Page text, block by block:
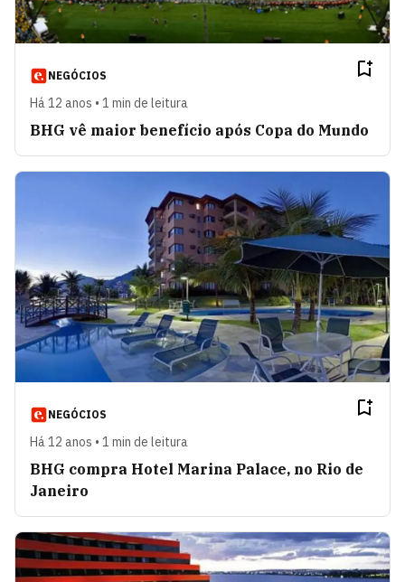
NEGÓCIOS
Há 12 anos • 1 min de leitura
BHG vê maior benefício após Copa do Mundo
NEGÓCIOS
Há 12 anos • 1 min de leitura
BHG compra Hotel Marina Palace, no Rio de
Janeiro